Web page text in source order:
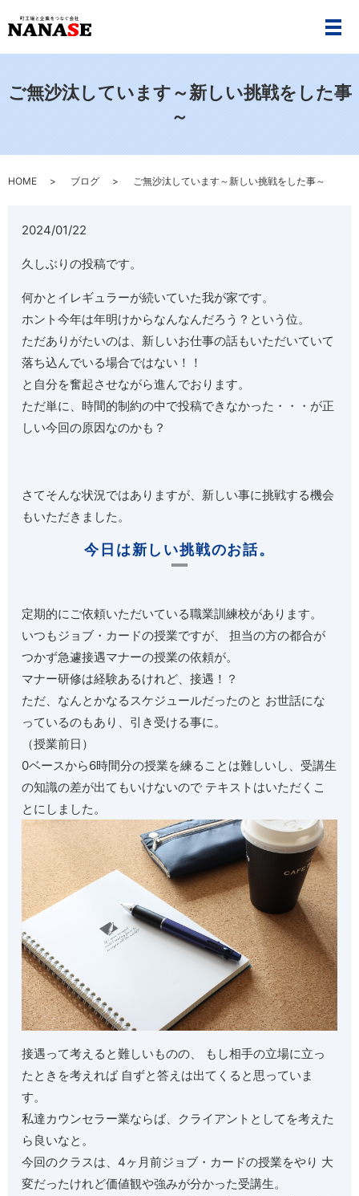
メ
ご無沙汰しています～新しい挑戦をした事
～
HOME ブログ ご無沙汰しています～新しい挑戦をした事～
2024/01/22
久しぶりの投稿です。
何かとイレギュラーが続いていた我が家です。
ホント今年は年明けからなんなんだろう？という位。
ただありがたいのは、新しいお仕事の話もいただいていて
落ち込んでいる場合ではない！！
と自分を奮起させながら進んでおります。
ただ単に、時間的制約の中で投稿できなかった・・・が正
しい今回の原因なのかも？
さてそんな状況ではありますが、新しい事に挑戦する機会
もいただきました。
今日は新しい挑戦のお話。
定期的にご依頼いただいている職業訓練校があります。
いつもジョブ・カードの授業ですが、 担当の方の都合が
つかず急遽接遇マナーの授業の依頼が。
マナー研修は経験あるけれど、接遇！？
ただ、なんとかなるスケジュールだったのと お世話にな
っているのもあり、引き受ける事に。
（授業前日）
0ベースから6時間分の授業を練ることは難しいし、受講生
の知識の差が出てもいけないので テキストはいただくこ
とにしました。
接遇って考えると難しいものの、 もし相手の立場に立っ
たときを考えれば 自ずと答えは出てくると思っていま
す。
私達カウンセラー業ならば、クライアントとしてを考えた
ら良いなと。
今回のクラスは、4ヶ月前ジョブ・カードの授業をやり 大
変だったけれど価値観や強みが分かった受講生。